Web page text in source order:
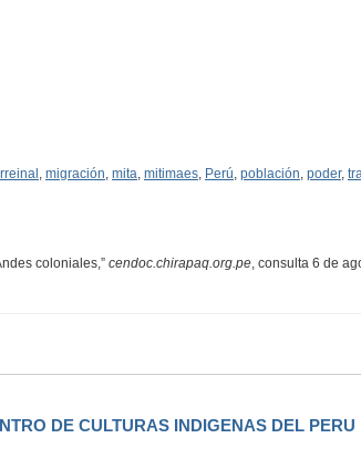
migración mita mitimaes Perú población poder,
coloniales,” cendoc.chirapaq.org.pe , consulta 6 de
DE CULTURAS INDIGENAS DEL PERU